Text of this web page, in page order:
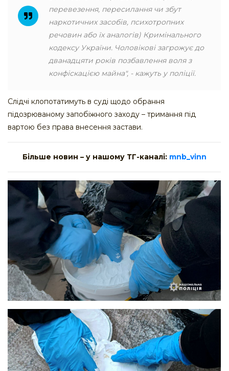
перевезення, пересилання чи збут
наркотичних засобів, психотропних
речовин або їх аналогів) Кримінального
кодексу України. Чоловікові загрожує до
дванадцяти років позбавлення воля з
конфіскацією майна", - кажуть у поліції.
Слідчі клопотатимуть в суді щодо обрання
підозрюваному запобіжного заходу – тримання під
вартою без права внесення застави.
Більше новин – у нашому ТГ-каналі: mnb_vinn